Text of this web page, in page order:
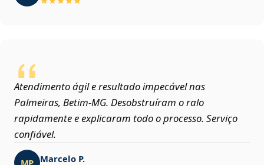
Atendimento ágil e resultado impecável nas
Palmeiras, Betim‑MG. Desobstruíram o ralo
rapidamente e explicaram todo o processo. Serviço
confiável.
MP Marcelo P.